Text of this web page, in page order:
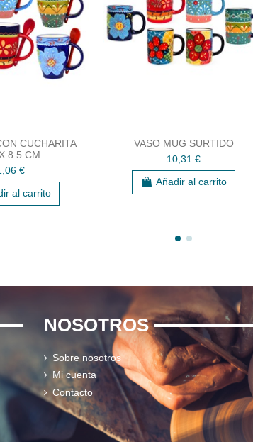
CUCHARITA
8.5 CM
€
al carrito
VASO MUG SURTIDO
10,31 €
Añadir al carrito
NOSOTROS
Sobre nosotros
Mi cuenta
Contacto